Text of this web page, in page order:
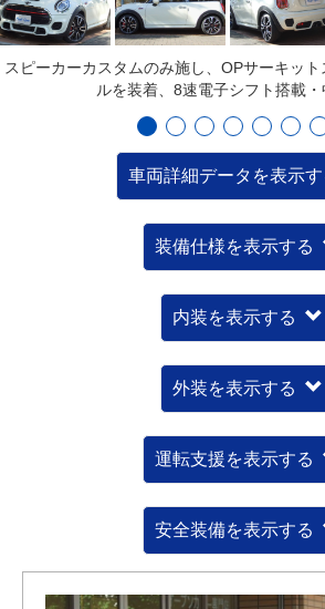
スピーカーカスタムのみ施し、OPサーキッ
ルを装着、8速電子シフト搭載
車両詳細データを表示
装備仕様を表示する
内装を表示する
外装を表示する
運転支援を表示する
安全装備を表示する